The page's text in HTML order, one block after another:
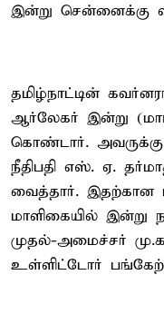
இன்று சென்னைக்கு
தமிழ்நாட்டின்
ஆர்லேகர் இன்று
கொண்டார்.
நீதிபதி எஸ். ஏ.
வைத்தார். இதற்கான
மாளிகையில் இன்று
முதல்-அமைச்சர்
உள்ளிட்டோர்